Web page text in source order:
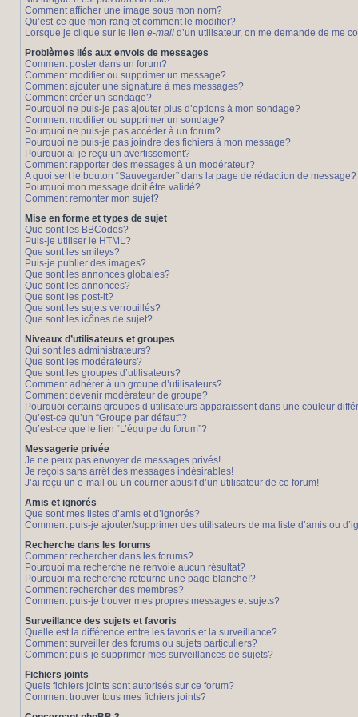
Comment afficher une image sous mon nom?
Qu’est-ce que mon rang et comment le modifier?
Lorsque je clique sur le lien e-mail d’un utilisateur, on me demande de me
Problèmes liés aux envois de messages
Comment poster dans un forum?
Comment modifier ou supprimer un message?
Comment ajouter une signature à mes messages?
Comment créer un sondage?
Pourquoi ne puis-je pas ajouter plus d’options à mon sondage?
Comment modifier ou supprimer un sondage?
Pourquoi ne puis-je pas accéder à un forum?
Pourquoi ne puis-je pas joindre des fichiers à mon message?
Pourquoi ai-je reçu un avertissement?
Comment rapporter des messages à un modérateur?
A quoi sert le bouton “Sauvegarder” dans la page de rédaction de message?
Pourquoi mon message doit être validé?
Comment remonter mon sujet?
Mise en forme et types de sujet
Que sont les BBCodes?
Puis-je utiliser le HTML?
Que sont les smileys?
Puis-je publier des images?
Que sont les annonces globales?
Que sont les annonces?
Que sont les post-it?
Que sont les sujets verrouillés?
Que sont les icônes de sujet?
Niveaux d’utilisateurs et groupes
Qui sont les administrateurs?
Que sont les modérateurs?
Que sont les groupes d’utilisateurs?
Comment adhérer à un groupe d’utilisateurs?
Comment devenir modérateur de groupe?
Pourquoi certains groupes d’utilisateurs apparaissent dans une couleur
Qu’est-ce qu’un “Groupe par défaut”?
Qu’est-ce que le lien “L’équipe du forum”?
Messagerie privée
Je ne peux pas envoyer de messages privés!
Je reçois sans arrêt des messages indésirables!
J’ai reçu un e-mail ou un courrier abusif d’un utilisateur de ce forum!
Amis et ignorés
Que sont mes listes d’amis et d’ignorés?
Comment puis-je ajouter/supprimer des utilisateurs de ma liste d’amis ou
Recherche dans les forums
Comment rechercher dans les forums?
Pourquoi ma recherche ne renvoie aucun résultat?
Pourquoi ma recherche retourne une page blanche!?
Comment rechercher des membres?
Comment puis-je trouver mes propres messages et sujets?
Surveillance des sujets et favoris
Quelle est la différence entre les favoris et la surveillance?
Comment surveiller des forums ou sujets particuliers?
Comment puis-je supprimer mes surveillances de sujets?
Fichiers joints
Quels fichiers joints sont autorisés sur ce forum?
Comment trouver tous mes fichiers joints?